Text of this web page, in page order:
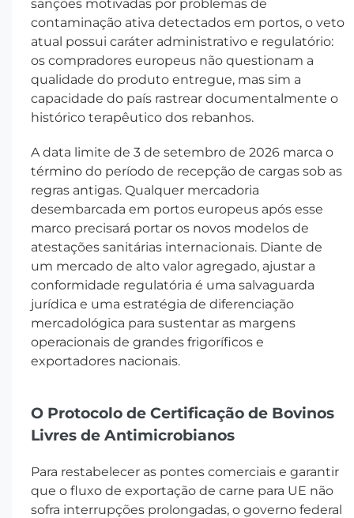
sanções motivadas por problemas de
contaminação ativa detectados em portos, o veto
atual possui caráter administrativo e regulatório:
os compradores europeus não questionam a
qualidade do produto entregue, mas sim a
capacidade do país rastrear documentalmente o
histórico terapêutico dos rebanhos.
A data limite de 3 de setembro de 2026 marca o
término do período de recepção de cargas sob as
regras antigas. Qualquer mercadoria
desembarcada em portos europeus após esse
marco precisará portar os novos modelos de
atestações sanitárias internacionais. Diante de
um mercado de alto valor agregado, ajustar a
conformidade regulatória é uma salvaguarda
jurídica e uma estratégia de diferenciação
mercadológica para sustentar as margens
operacionais de grandes frigoríficos e
exportadores nacionais.
O Protocolo de Certificação de Bovinos
Livres de Antimicrobianos
Para restabelecer as pontes comerciais e garantir
que o fluxo de exportação de carne para UE não
sofra interrupções prolongadas, o governo federal